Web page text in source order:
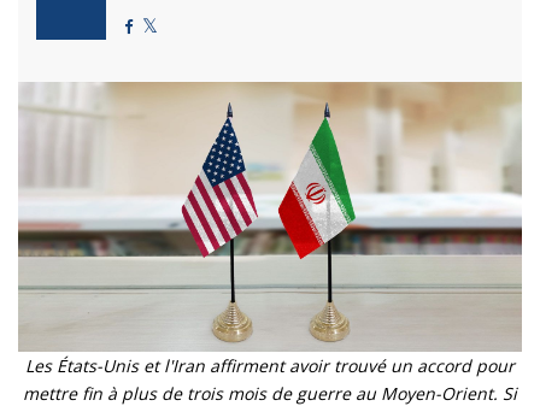
Les États-Unis et l'Iran affirment avoir trouvé un accord pour
mettre fin à plus de trois mois de guerre au Moyen-Orient. Si